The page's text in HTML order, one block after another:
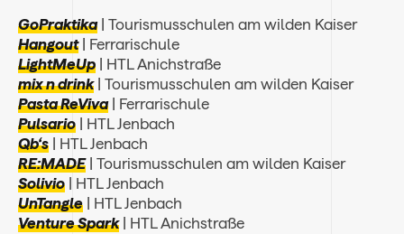
GoPraktika| Tourismusschulen am wilden Kaiser
Hangout| Ferrarischule
LightMeUp
HTL Anichstraße
mix n drink| Tourismusschulen am wilden Kaiser
Pasta ReViva| Ferrarischule
Pulsario
HTL Jenbach
Qb‘s
HTL Jenbach
RE:MADE| Tourismusschulen am wilden Kaiser
Solivio
HTL Jenbach
UnTangle
HTL Jenbach
Venture Spark| HTL Anichstraße